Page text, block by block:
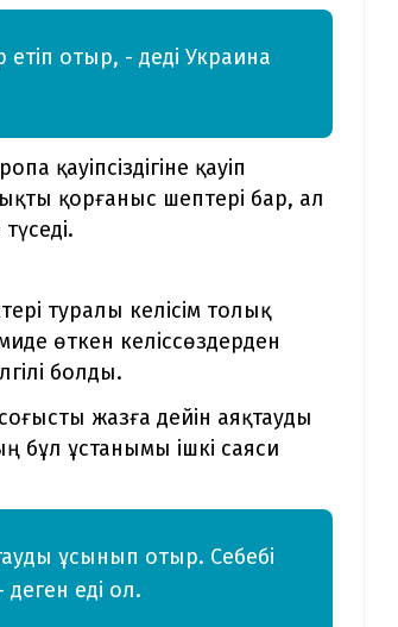
отыр, - деді Украина
қауіпсіздігіне қауіп
қорғаныс шептері бар, ал
туралы келісім толық
өткен келіссөздерден
болды.
жазға дейін аяқтауды
бұл ұстанымы ішкі саяси
ұсынып отыр. Себебі
еді ол.